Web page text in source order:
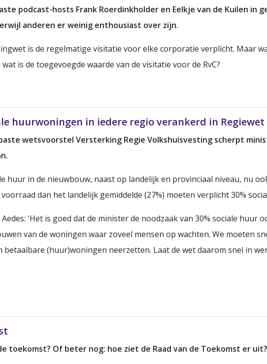
podcast-hosts Frank Roerdinkholder en Eelkje van de Kuilen
anderen er weinig enthousiast over zijn.
is de regelmatige visitatie voor elke corporatie verplicht. Maar
is de toegevoegde waarde van de visitatie voor de RvC?
huurwoningen in iedere regio verankerd in Regiewet
wetsvoorstel Versterking Regie Volkshuisvesting scherpt
huur in de nieuwbouw, naast op landelijk en provinciaal niveau, nu
dan het landelijk gemiddelde (27%) moeten verplicht 30%
'Het is goed dat de minister de noodzaak van 30% sociale huur
van de woningen waar zoveel mensen op wachten. We moeten
betaalbare (huur)woningen neerzetten. Laat de wet daarom snel in
toekomst? Of beter nog: hoe ziet de Raad van de Toekomst er uit?